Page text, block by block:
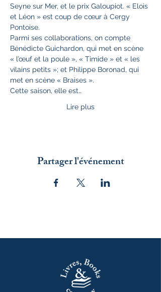
Seyne sur Mer, et le prix Galoupiot. « Elois
et Léon » est coup de cœur à Cergy
Pontoise.
Parmi ses collaborations, on compte
Bénédicte Guichardon, qui met en scène
« l’œuf et la poule », « Timide » et « les
vilains petits »; et Philippe Boronad, qui
met en scène « Braises ».
Cette saison, elle est…
Lire plus
Partager l'événement